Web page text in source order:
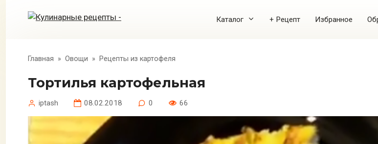
Каталог + Рецепт Избранное
Главная » Овощи » Рецепты из картофеля
Тортилья картофельная
iptash 08.02.2018 0 66